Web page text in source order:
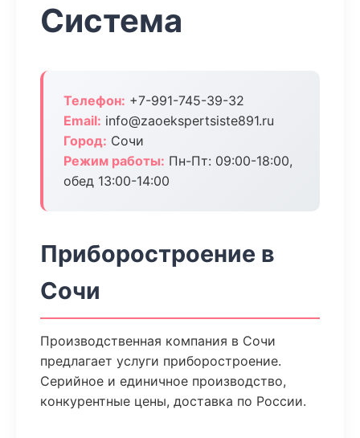
Система
Телефон: +7-991-745-39-32
Email: info@zaoekspertsiste891.ru
Город: Сочи
Режим работы: Пн-Пт: 09:00-18:00,
обед 13:00-14:00
Приборостроение в
Сочи
Производственная компания в Сочи
предлагает услуги приборостроение.
Серийное и единичное производство,
конкурентные цены, доставка по России.